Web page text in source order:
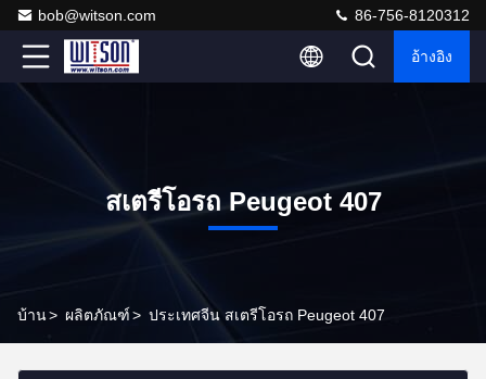
bob@witson.com 86-756-8120312
อ้างอิง
สเตรีโอรถ Peugeot 407
บ้าน> ผลิตภัณฑ์> ประเทศจีน สเตรีโอรถ Peugeot 407